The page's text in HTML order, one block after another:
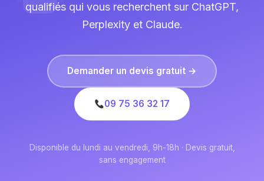
qualifiés qui vous recherchent sur ChatGPT,
Perplexity et Claude.
Demander un devis gratuit →
09 75 36 32 17
Disponible du lundi au vendredi, 9h-18h · Devis gratuit,
sans engagement